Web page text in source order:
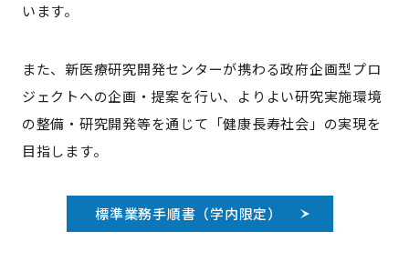
います。
また、新医療研究開発センターが携わる政府企画型プロ
ジェクトへの企画・提案を行い、よりよい研究実施環境
の整備・研究開発等を通じて「健康長寿社会」の実現を
目指します。
標準業務手順書（学内限定）